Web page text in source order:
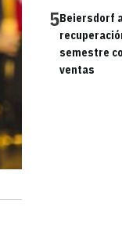
5Beiersdorf
semestre
ventas